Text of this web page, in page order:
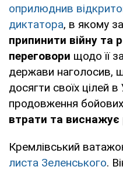
оприлюднив
диктатора, в якому
припинити війну та
переговори щодо її
держави наголосив,
досягти своїх цілей
продовження
втрати та
Кремлівський
листа Зеленського.